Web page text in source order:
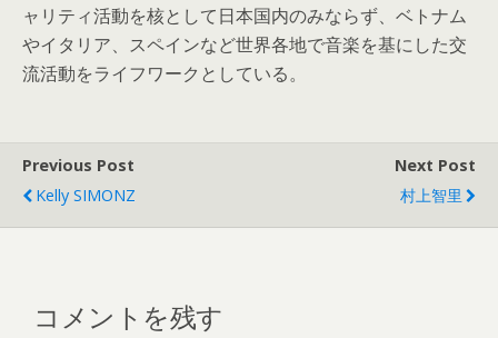
ャリティ活動を核として日本国内のみならず、ベトナム
やイタリア、スペインなど世界各地で音楽を基にした交
流活動をライフワークとしている。
Previous Post
Kelly SIMONZ
Next Post
村上智里
コメントを残す